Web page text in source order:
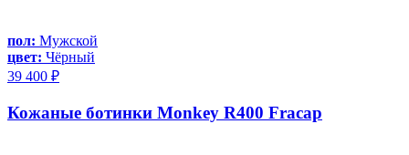
пол: Мужской
цвет: Чёрный
39 400 ₽
Кожаные ботинки Monkey R400 Fracap